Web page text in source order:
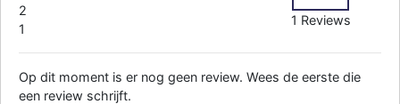
2
1
1 Reviews
Op dit moment is er nog geen review. Wees de eerste die
een review schrijft.